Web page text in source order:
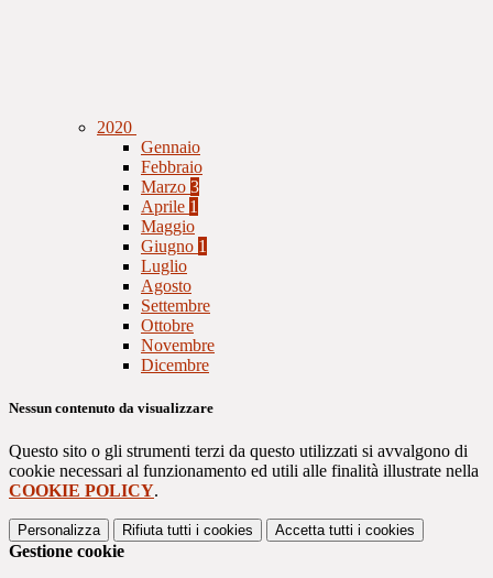
2020
Gennaio
Febbraio
Marzo 3
Aprile 1
Maggio
Giugno 1
Luglio
Agosto
Settembre
Ottobre
Novembre
Dicembre
Nessun contenuto da visualizzare
Questo sito o gli strumenti terzi da questo utilizzati si avvalgono di
cookie necessari al funzionamento ed utili alle finalità illustrate nella
COOKIE POLICY.
Personalizza Rifiuta tutti i cookies Accetta tutti i cookies
Gestione cookie